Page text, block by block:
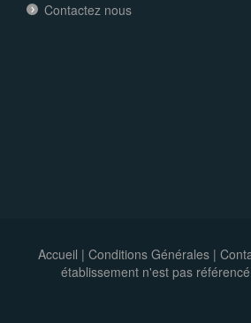
Contactez nous
Accueil | Conditions Générales|
établissement n'est pas